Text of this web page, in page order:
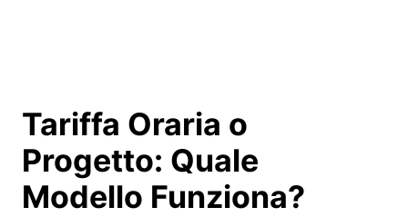
Tariffa Oraria o
Progetto: Quale
Modello Funziona?